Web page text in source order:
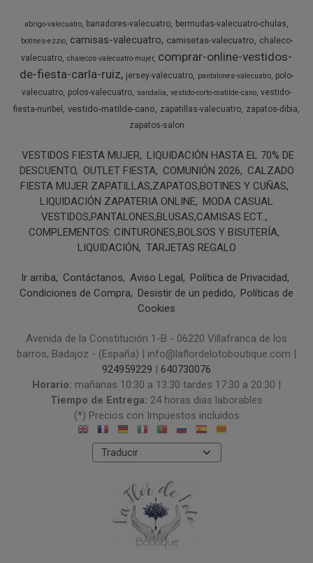
abrigo-valecuatro banadores-valecuatro bermudas-valecuatro-chulas
botines-ezzio camisas-valecuatro camisetas-valecuatro
chaleco-
valecuatro chalecos-valecuatro-mujer comprar-online-vestidos-
de-fiesta-carla-ruiz
jersey-valecuatro pantalones-valecuatro polo-
valecuatro polos-valecuatro sandalia vestido-corto-matilde-cano vestido-
fiesta-nuribel
vestido-matilde-cano zapatillas-valecuatro zapatos-dibia
zapatos-salon
VESTIDOS FIESTA MUJER LIQUIDACIÓN HASTA EL 70% DE
DESCUENTO OUTLET FIESTA COMUNIÓN 2026
CALZADO
FIESTA MUJER ZAPATILLAS,ZAPATOS,BOTINES Y CUÑAS
LIQUIDACIÓN ZAPATERIA ONLINE MODA CASUAL
VESTIDOS,PANTALONES,BLUSAS,CAMISAS ECT..
COMPLEMENTOS: CINTURONES,BOLSOS Y BISUTERÍA
LIQUIDACIÓN
TARJETAS REGALO
Ir arriba Contáctanos Aviso Legal
Política de Privacidad
Condiciones de Compra
Desistir de un pedido
Políticas de
Cookies
Avenida de la Constitución 1-B - 06220 Villafranca de los
barros, Badajoz - (España) | info@laflordelotoboutique.com |
924959229 | 640730076
Horario: mañanas 10:30 a 13:30 tardes 17:30 a 20:30 |
Tiempo de Entrega: 24 horas dias laborables
(*) Precios con Impuestos incluidos